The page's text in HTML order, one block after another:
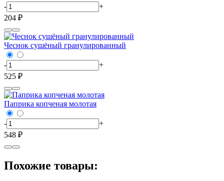
-
+
204 ₽
Чеснок сушёный гранулированный
-
+
525 ₽
Паприка копченая молотая
-
+
548 ₽
Похожие товары: